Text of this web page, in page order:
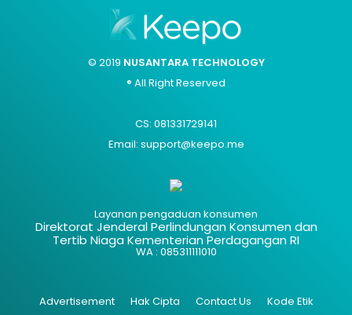
© 2019 NUSANTARA TECHNOLOGY
® All Right Reserved
CS: 081331729141
Email: support@keepo.me
Layanan pengaduan konsumen
Direktorat Jenderal Perlindungan Konsumen dan
Tertib Niaga Kementerian Perdagangan RI
WA : 085311111010
Advertisement Hak Cipta Contact Us
Kode Etik